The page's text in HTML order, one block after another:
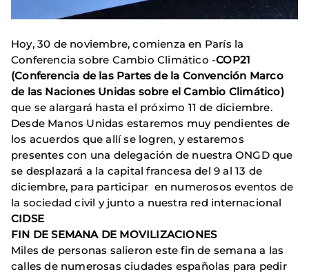
Hoy, 30 de noviembre, comienza en París la
Conferencia sobre Cambio Climático -COP21
(Conferencia de las Partes de la Convención Marco
de las Naciones Unidas sobre el Cambio Climático)
que se alargará hasta el próximo 11 de diciembre.
Desde Manos Unidas estaremos muy pendientes de
los acuerdos que allí se logren, y estaremos
presentes con una delegación de nuestra ONGD que
se desplazará a la capital francesa del 9 al 13 de
diciembre, para participar en numerosos eventos de
la sociedad civil y junto a nuestra red internacional
CIDSE
FIN DE SEMANA DE MOVILIZACIONES
Miles de personas salieron este fin de semana a las
calles de numerosas ciudades españolas para pedir